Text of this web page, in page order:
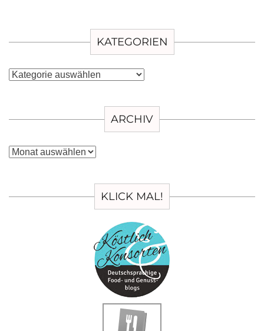
KATEGORIEN
Kategorien
ARCHIV
Archiv
KLICK MAL!